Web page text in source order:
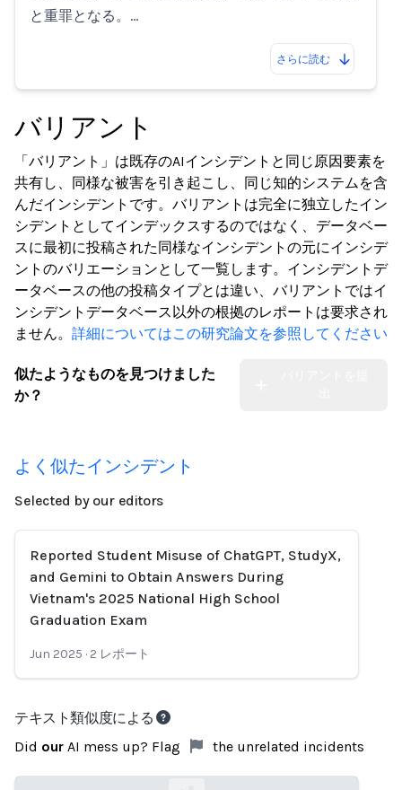
と重罪となる。…
さらに読む
バリアント
「バリアント」は既存のAIインシデントと同じ原因要素を
共有し、同様な被害を引き起こし、同じ知的システムを含
んだインシデントです。バリアントは完全に独立したイン
シデントとしてインデックスするのではなく、データベー
スに最初に投稿された同様なインシデントの元にインシデ
ントのバリエーションとして一覧します。インシデントデ
ータベースの他の投稿タイプとは違い、バリアントではイ
ンシデントデータベース以外の根拠のレポートは要求され
ません。 詳細についてはこの研究論文を参照してください
似たようなものを見つけました
か？
よく似たインシデント
Selected by our editors
Reported Student Misuse of ChatGPT, StudyX,
and Gemini to Obtain Answers During
Vietnam's 2025 National High School
Graduation Exam
Jun 2025 · 2 レポート
テキスト類似度による
Did our AI mess up? Flag the unrelated incidents